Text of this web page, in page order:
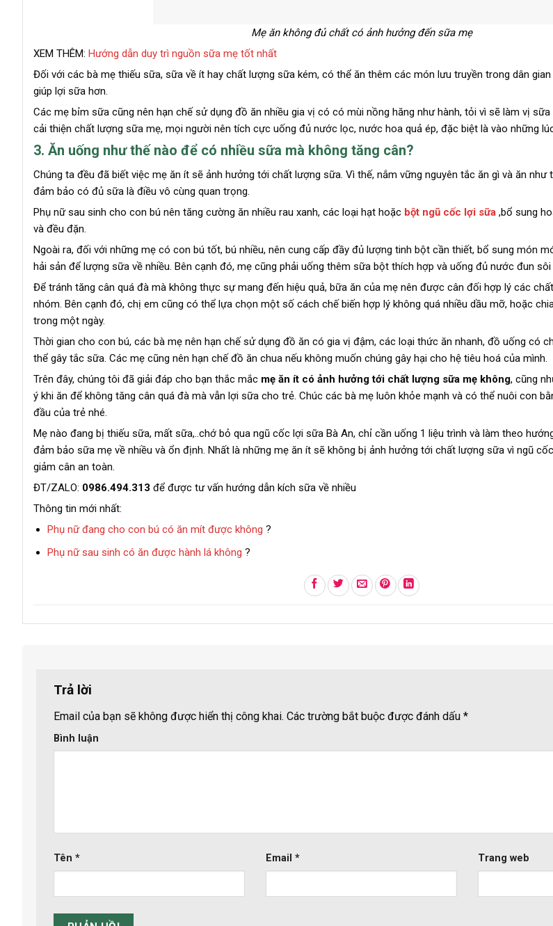
Mẹ ăn không đủ chất có ảnh hưởng đến sữa mẹ
XEM THÊM: Hướng dẫn duy trì nguồn sữa mẹ tốt nhất
Đối với các bà mẹ thiếu sữa, sữa về ít hay chất lượng sữa kém, có thể ăn thêm các món lưu truyền trong dân
giúp lợi sữa hơn.
Các mẹ bỉm sữa cũng nên hạn chế sử dụng đồ ăn nhiều gia vị có có mùi nồng hăng như hành, tỏi vì sẽ làm vị
cải thiện chất lượng sữa mẹ, mọi người nên tích cực uống đủ nước lọc, nước hoa quả ép, đặc biệt là vào những
3. Ăn uống như thế nào để có nhiều sữa mà không tăng cân?
Chúng ta đều đã biết việc mẹ ăn ít sẽ ảnh hưởng tới chất lượng sữa. Vì thế, nắm vững nguyên tắc ăn gì và ăn như
đảm bảo có đủ sữa là điều vô cùng quan trọng.
Phụ nữ sau sinh cho con bú nên tăng cường ăn nhiều rau xanh, các loại hạt hoặc bột ngũ cốc lợi sữa ,bổ sung
và đều đặn.
Ngoài ra, đối với những mẹ có con bú tốt, bú nhiều, nên cung cấp đầy đủ lượng tinh bột cần thiết, bổ sung món
hải sản để lượng sữa về nhiều. Bên cạnh đó, mẹ cũng phải uống thêm sữa bột thích hợp và uống đủ nước đun sôi
Để tránh tăng cân quá đà mà không thực sự mang đến hiệu quả, bữa ăn của mẹ nên được cân đối hợp lý các
nhóm. Bên cạnh đó, chị em cũng có thể lựa chọn một số cách chế biến hợp lý không quá nhiều dầu mỡ, hoặc
trong một ngày.
Thời gian cho con bú, các bà mẹ nên hạn chế sử dụng đồ ăn có gia vị đậm, các loại thức ăn nhanh, đồ uống có
thể gây tắc sữa. Các mẹ cũng nên hạn chế đồ ăn chua nếu không muốn chúng gây hại cho hệ tiêu hoá của mình.
Trên đây, chúng tôi đã giải đáp cho bạn thắc mắc mẹ ăn ít có ảnh hưởng tới chất lượng sữa mẹ không, cũng
ý khi ăn để không tăng cân quá đà mà vẫn lợi sữa cho trẻ. Chúc các bà mẹ luôn khỏe mạnh và có thể nuôi con
đầu của trẻ nhé.
Mẹ nào đang bị thiếu sữa, mất sữa,..chớ bỏ qua ngũ cốc lợi sữa Bà An, chỉ cần uống 1 liệu trình và làm theo
đảm bảo sữa mẹ về nhiều và ổn định. Nhất là những mẹ ăn ít sẽ không bị ảnh hưởng tới chất lượng sữa vì ngũ
giảm cân an toàn.
ĐT/ZALO: 0986.494.313 để được tư vấn hướng dẫn kích sữa về nhiều
Thông tin mới nhất:
Phụ nữ đang cho con bú có ăn mít được không ?
Phụ nữ sau sinh có ăn được hành lá không ?
Trả lời
Email của bạn sẽ không được hiển thị công khai. Các trường bắt buộc được đánh dấu *
Bình luận
Tên * Email * Trang web